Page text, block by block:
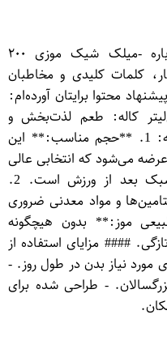
برای تولید محتوای سئو محور درباره -میلک شیک موزی ۲۰۰
کلمات کلیدی و مخاطبان
محتوا برایتان آورده‌ام:
شیک موزی ۲۰۰ میلی‌لیتر کاله: طعم لذت‌بخش و
انرژی‌بخش #### ویژگی‌های برجسته: 1. **حجم مناسب:** این
۲۰۰ میلی‌لیتر عرضه می‌شود که انتخابی عالی
برای میان‌وعده یا یک نوشیدنی سبک بعد از ورزش است. 2.
و مواد معدنی ضروری
3. **طعم طبیعی موز:** بدون هیچگونه
#### مزایای استفاده از
نیاز بدن در طول روز. -
- طراحی شده برای